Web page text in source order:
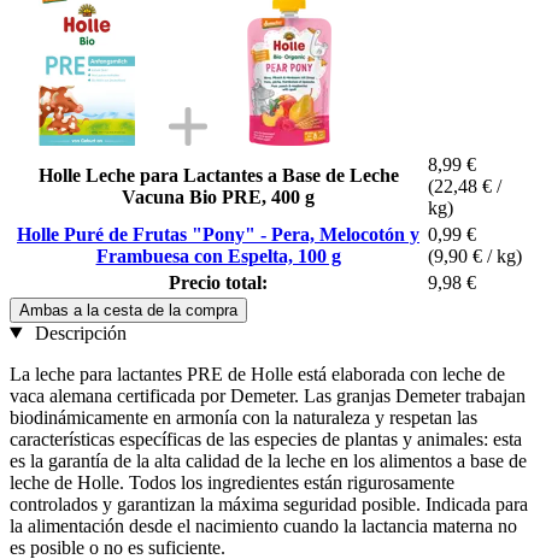
Holle Leche para Lactantes a Base de Leche
Vacuna Bio PRE, 400 g
8,99 €
(22,48 € /
kg)
Holle Puré de Frutas "Pony" - Pera, Melocotón y
Frambuesa con Espelta, 100 g
0,99 €
(9,90 € / kg)
Precio total:
9,98 €
Ambas a la cesta de la compra
Descripción
La leche para lactantes PRE de Holle está elaborada con leche de
vaca alemana certificada por Demeter. Las granjas Demeter trabajan
biodinámicamente en armonía con la naturaleza y respetan las
características específicas de las especies de plantas y animales: esta
es la garantía de la alta calidad de la leche en los alimentos a base de
leche de Holle. Todos los ingredientes están rigurosamente
controlados y garantizan la máxima seguridad posible. Indicada para
la alimentación desde el nacimiento cuando la lactancia materna no
es posible o no es suficiente.